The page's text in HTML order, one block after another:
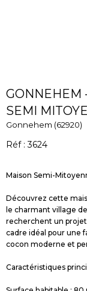
GONNEHEM
SEMI
Gonnehem (62920)
Réf : 3624
Maison Semi-
Découvrez cette
le charmant village
recherchent un
cadre idéal pour une
cocon moderne et
Caractéristiques